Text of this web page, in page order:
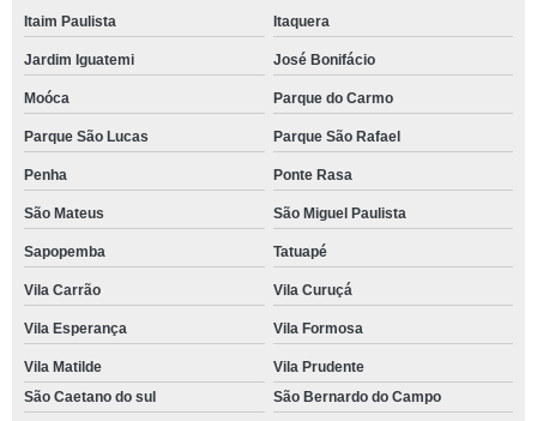
Itaim Paulista Itaquera
Jardim Iguatemi José Bonifácio
Moóca Parque do Carmo
Parque São Lucas Parque São Rafael
Penha Ponte Rasa
São Mateus São Miguel Paulista
Sapopemba Tatuapé
Vila Carrão Vila Curuçá
Vila Esperança Vila Formosa
Vila Matilde
Vila Prudente
São Caetano do sul
São Bernardo do Campo